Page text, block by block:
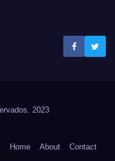
2023
Home About Contact